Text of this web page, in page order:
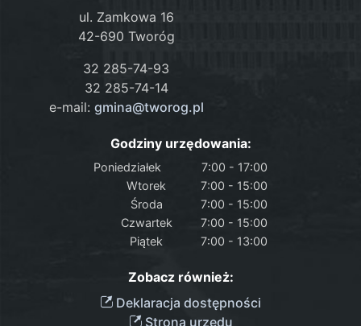
ul. Zamkowa 16
42-690 Tworóg
32 285-74-93
32 285-74-14
e-mail: gmina@tworog.pl
Godziny urzędowania:
Poniedziałek
7:00 - 17:00
Wtorek
7:00 - 15:00
Środa
7:00 - 15:00
Czwartek
7:00 - 15:00
Piątek
7:00 - 13:00
Zobacz również:
Deklaracja dostępności
Strona urzędu